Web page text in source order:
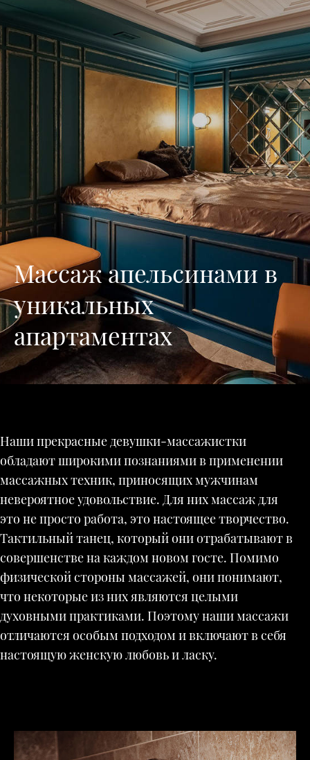
Массаж апельсинами в
уникальных
апартаментах
Наши прекрасные девушки-массажистки
обладают широкими познаниями в применении
массажных техник, приносящих мужчинам
невероятное удовольствие. Для них массаж для
это не просто работа, это настоящее творчество.
Тактильный танец, который они отрабатывают в
совершенстве на каждом новом госте. Помимо
физической стороны массажей, они понимают,
что некоторые из них являются целыми
духовными практиками. Поэтому наши массажи
отличаются особым подходом и включают в себя
настоящую женскую любовь и ласку.